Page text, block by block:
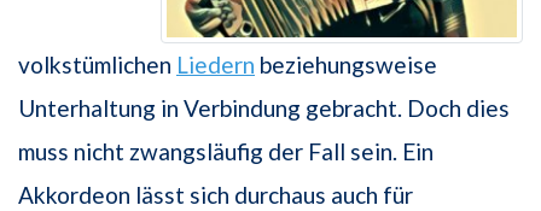
volkstümlichen Liedern beziehungsweise
Unterhaltung in Verbindung gebracht. Doch dies
muss nicht zwangsläufig der Fall sein. Ein
Akkordeon lässt sich durchaus auch für